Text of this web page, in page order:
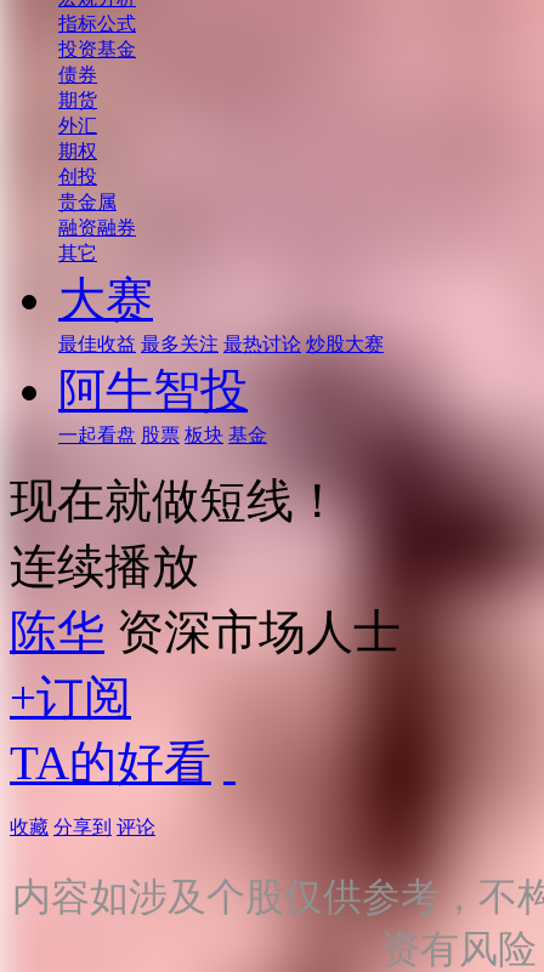
指标公式
投资基金
债券
期货
外汇
期权
创投
贵金属
融资融券
其它
大赛
最佳收益 最多关注 最热讨论 炒股大赛
阿牛智投
一起看盘 股票 板块 基金
现在就做短线！
连续播放
陈华 资深市场人士
+订阅
TA的好看
收藏 分享到 评论
内容如涉及个股仅供参考，不
资有风